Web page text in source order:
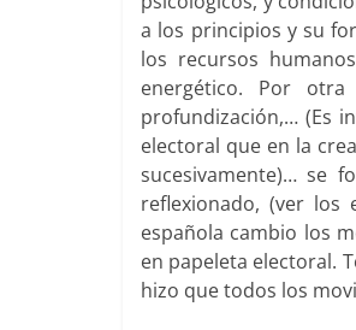
a los principios y su
los recursos
energético. Por
profundización,… (Es
electoral que en la
sucesivamente)… se
reflexionado, (ver los
española cambio los
en papeleta electoral.
hizo que todos los